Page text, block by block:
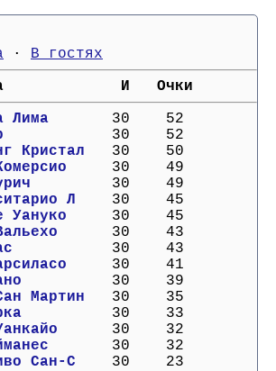
·
В гостях
И   Очки
Лима
  30    52
  30    52
Кристал
  30    50
  30    49
Аурич
  30    49
Л
  30    45
Уануко
  30    45
Вальехо
  30    43
Гас
  30    43
  30    41
  30    39
Мартин
  30    35
  30    33
Уанкайо
  30    32
  30    32
Сан-С
  30    23